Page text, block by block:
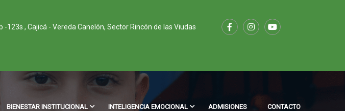
-123s , Cajicá - Vereda Canelón, Sector Rincón de las Viudas
BIENESTAR INSTITUCIONAL INTELIGENCIA EMOCIONAL ADMISIONES CONTACTO